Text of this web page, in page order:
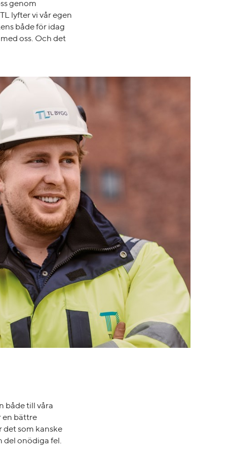
genom
lyfter vi vår egen
både för idag
oss. Och det
både till våra
en bättre
det som kanske
del onödiga fel.